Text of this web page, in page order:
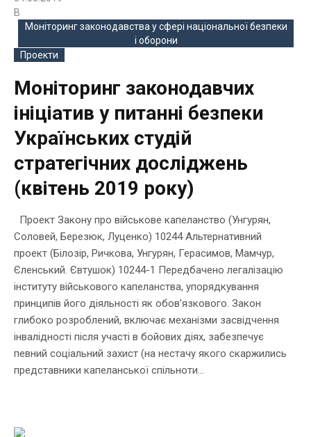
В
Моніторинг законодавства у сфері національної безпеки
і оборони
Проекти
Моніторинг законодавчих
ініціатив у питанні безпеки
Українських студій
стратегічних досліджень
(квітень 2019 року)
Проект Закону про військове капеланство (Унгурян,
Соловей, Березюк, Луценко) 10244 Альтернативний
проект (Білозір, Ричкова, Унгурян, Герасимов, Мамчур,
Єленський. Євтушок) 10244-1 Передбачено легалізацію
інституту військового капеланства, упорядкування
принципів його діяльності як обов’язкового. Закон
глибоко розроблений, включає механізми засвідчення
інвалідності після участі в бойових діях, забезпечує
певний соціальний захист (на нестачу якого скаржились
представники капеланської спільноти...